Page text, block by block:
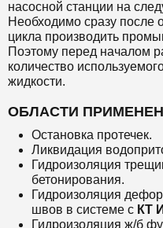
насосной станции на
Необходимо сразу после
цикла производить
Поэтому перед началом
количество
жидкости.
ОБЛАСТИ
Остановка протечек.
Ликвидация
Гидроизоляция
бетонирования.
Гидроизоляция
швов в системе с КТ
Гидроизоляция ж/б